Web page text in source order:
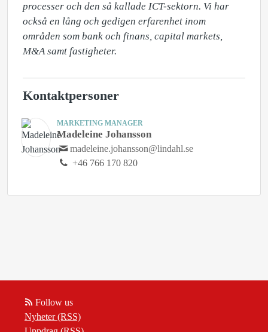
processer och den så kallade ICT-sektorn. Vi har
också en lång och gedigen erfarenhet inom
områden som bank och finans, capital markets,
M&A samt fastigheter.
Kontaktpersoner
MARKETING MANAGER
Madeleine Johansson
madeleine.johansson@lindahl.se
+46 766 170 820
Follow us
Nyheter (RSS)
Uppdrag (RSS)